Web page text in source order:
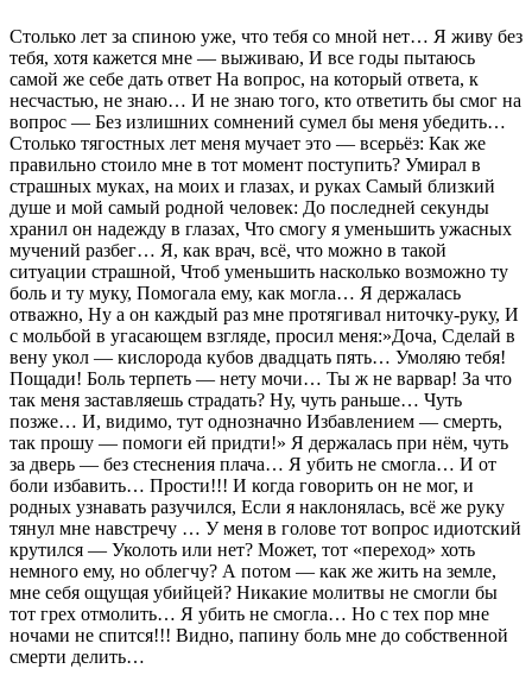
Столько лет за спиною уже, что тебя со мной нет… Я живу без
тебя, хотя кажется мне — выживаю, И все годы пытаюсь
самой же себе дать ответ На вопрос, на который ответа, к
несчастью, не знаю… И не знаю того, кто ответить бы смог на
вопрос — Без излишних сомнений сумел бы меня убедить…
Столько тягостных лет меня мучает это — всерьёз: Как же
правильно стоило мне в тот момент поступить? Умирал в
страшных муках, на моих и глазах, и руках Самый близкий
душе и мой самый родной человек: До последней секунды
хранил он надежду в глазах, Что смогу я уменьшить ужасных
мучений разбег… Я, как врач, всё, что можно в такой
ситуации страшной, Чтоб уменьшить насколько возможно ту
боль и ту муку, Помогала ему, как могла… Я держалась
отважно, Ну а он каждый раз мне протягивал ниточку-руку, И
с мольбой в угасающем взгляде, просил меня:»Доча, Сделай в
вену укол — кислорода кубов двадцать пять… Умоляю тебя!
Пощади! Боль терпеть — нету мочи… Ты ж не варвар! За что
так меня заставляешь страдать? Ну, чуть раньше… Чуть
позже… И, видимо, тут однозначно Избавлением — смерть,
так прошу — помоги ей придти!» Я держалась при нём, чуть
за дверь — без стеснения плача… Я убить не смогла… И от
боли избавить… Прости!!! И когда говорить он не мог, и
родных узнавать разучился, Если я наклонялась, всё же руку
тянул мне навстречу … У меня в голове тот вопрос идиотский
крутился — Уколоть или нет? Может, тот «переход» хоть
немного ему, но облегчу? А потом — как же жить на земле,
мне себя ощущая убийцей? Никакие молитвы не смогли бы
тот грех отмолить… Я убить не смогла… Но с тех пор мне
ночами не спится!!! Видно, папину боль мне до собственной
смерти делить…